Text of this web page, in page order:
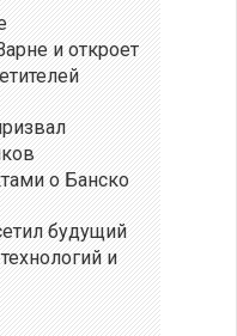
и откроет
о Банско
будущий
и